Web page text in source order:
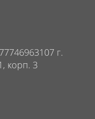
г.
корп. 3